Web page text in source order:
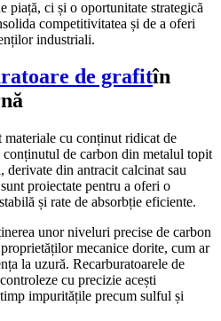
piață, ci și o oportunitate strategică
competitivitatea și de a oferi
industriali.
de grafitîn
materiale cu conținut ridicat de
conținutul de carbon din metalul topit
din antracit calcinat sau
proiectate pentru a oferi o
și rate de absorbție eficiente.
unor niveluri precise de carbon
mecanice dorite, cum ar
la uzură. Recarburatoarele de
cu precizie acești
impuritățile precum sulful și